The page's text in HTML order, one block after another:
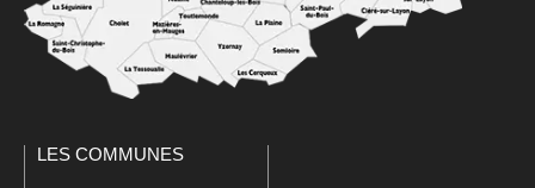
LES COMMUNES